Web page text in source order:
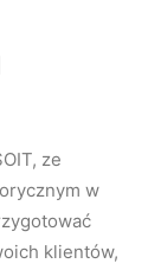
ze
w
klientów,